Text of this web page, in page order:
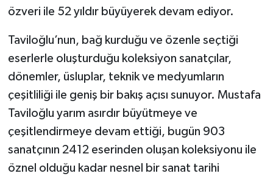
özveri ile 52 yıldır büyüyerek devam ediyor.
Taviloğlu’nun, bağ kurduğu ve özenle seçtiği
eserlerle oluşturduğu koleksiyon sanatçılar,
dönemler, üsluplar, teknik ve medyumların
çeşitliliği ile geniş bir bakış açısı sunuyor. Mustafa
Taviloğlu yarım asırdır büyütmeye ve
çeşitlendirmeye devam ettiği, bugün 903
sanatçının 2412 eserinden oluşan koleksiyonu ile
öznel olduğu kadar nesnel bir sanat tarihi
YAŞAM